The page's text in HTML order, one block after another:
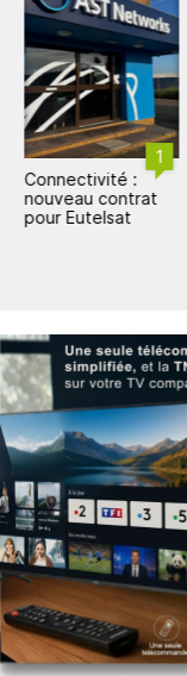
1
Connectivité :
nouveau contrat
pour Eutelsat